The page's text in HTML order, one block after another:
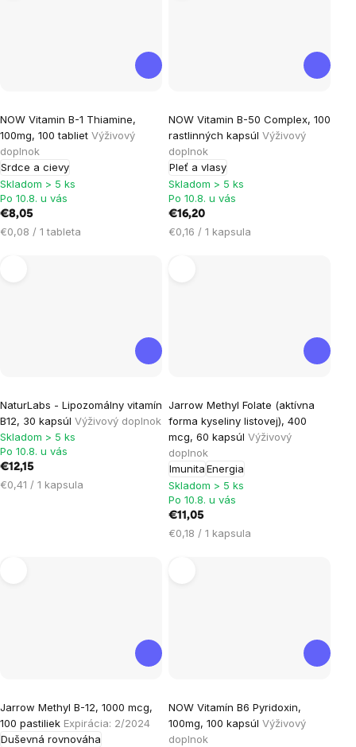
NOW Vitamin B-1 Thiamine,
100mg, 100 tabliet Výživový
doplnok
Srdce a cievy
hodnotenie
produktu
je
5,0
z
5
hviezdičiek.
Skladom > 5 ks
Po 10.8. u vás
€8,05
Jednotková
€0,08 / 1 tableta
NOW Vitamin B-50 Complex, 100
rastlinných kapsúl Výživový
doplnok
Pleť a vlasy
hodnotenie
produktu
je
5,0
z
5
hviezdičiek.
Skladom > 5 ks
Po 10.8. u vás
€16,20
Jednotková
€0,16 / 1 kapsula
NaturLabs - Lipozomálny vitamín
B12, 30 kapsúl Výživový doplnok
Skladom > 5 ks
Po 10.8. u vás
€12,15
Jednotková
€0,41 / 1 kapsula
Jarrow Methyl Folate (aktívna
forma kyseliny listovej), 400
mcg, 60 kapsúl Výživový
doplnok
ImunitaEnergia
hodnotenie
produktu
je
5,0
z
5
hviezdičiek.
Skladom > 5 ks
Po 10.8. u vás
€11,05
Jednotková
€0,18 / 1 kapsula
Jarrow Methyl B-12, 1000 mcg,
100 pastiliek Expirácia: 2/2024
Duševná rovnováha
NOW Vitamín B6 Pyridoxin,
100mg, 100 kapsúl Výživový
doplnok